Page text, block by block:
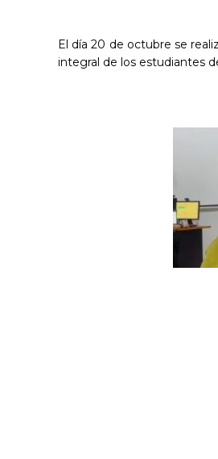
El día 20 de octubre se
integral de los estudiantes